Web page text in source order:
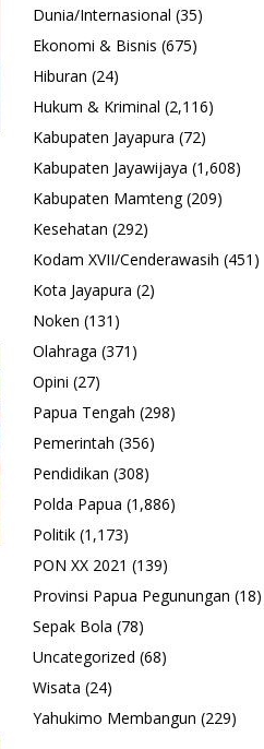
Dunia/Internasional (35)
Ekonomi & Bisnis (675)
Hiburan (24)
Hukum & Kriminal (2,116)
Kabupaten Jayapura (72)
Kabupaten Jayawijaya (1,608)
Kabupaten Mamteng(209)
Kesehatan (292)
Kodam XVII/Cenderawasih (451)
Kota Jayapura (2)
Noken (131)
Olahraga (371)
Opini (27)
Papua Tengah (298)
Pemerintah (356)
Pendidikan (308)
Polda Papua (1,886)
Politik (1,173)
PON XX 2021 (139)
Provinsi Papua Pegunungan (18)
Sepak Bola (78)
Uncategorized (68)
Wisata (24)
Yahukimo Membangun (229)